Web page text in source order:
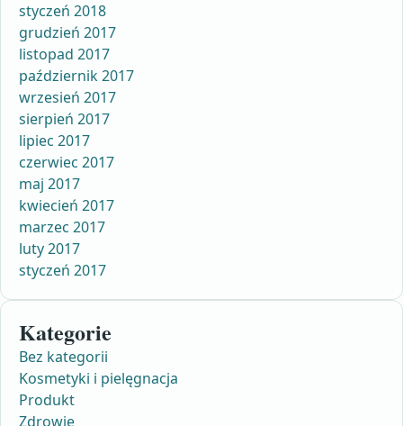
styczeń 2018
grudzień 2017
listopad 2017
październik 2017
wrzesień 2017
sierpień 2017
lipiec 2017
czerwiec 2017
maj 2017
kwiecień 2017
marzec 2017
luty 2017
styczeń 2017
Kategorie
Bez kategorii
Kosmetyki i pielęgnacja
Produkt
Zdrowie